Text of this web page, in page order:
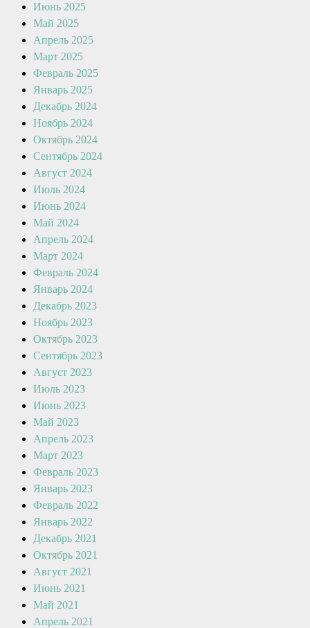
Июнь 2025
Май 2025
Апрель 2025
Март 2025
Февраль 2025
Январь 2025
Декабрь 2024
Ноябрь 2024
Октябрь 2024
Сентябрь 2024
Август 2024
Июль 2024
Июнь 2024
Май 2024
Апрель 2024
Март 2024
Февраль 2024
Январь 2024
Декабрь 2023
Ноябрь 2023
Октябрь 2023
Сентябрь 2023
Август 2023
Июль 2023
Июнь 2023
Май 2023
Апрель 2023
Март 2023
Февраль 2023
Январь 2023
Февраль 2022
Январь 2022
Декабрь 2021
Октябрь 2021
Август 2021
Июнь 2021
Май 2021
Апрель 2021